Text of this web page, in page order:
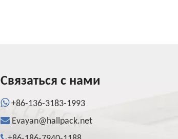
Связаться с нами
 +86-136-3183-1993
 Evayan@hallpack.net